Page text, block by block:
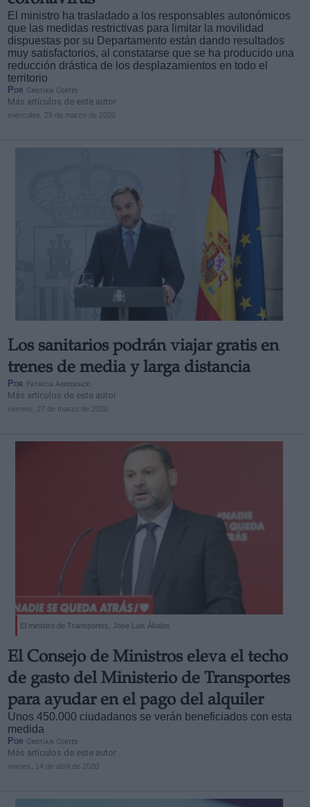
El ministro ha trasladado a los responsables autonómicos
que las medidas restrictivas para limitar la movilidad
dispuestas por su Departamento están dando resultados
muy satisfactorios, al constatarse que se ha producido una
reducción drástica de los desplazamientos en todo el
territorio
Por Cristian Cortés
Más artículos de este autor
miércoles, 25 de marzo de 2020
Los sanitarios podrán viajar gratis en
trenes de media y larga distancia
Por Patricia Arredondo
Más artículos de este autor
viernes, 27 de marzo de 2020
El ministro de Transportes, Jose Luis Ábalos
El Consejo de Ministros eleva el techo
de gasto del Ministerio de Transportes
para ayudar en el pago del alquiler
Unos 450.000 ciudadanos se verán beneficiados con esta
medida
Por Cristian Cortés
Más artículos de este autor
martes, 14 de abril de 2020